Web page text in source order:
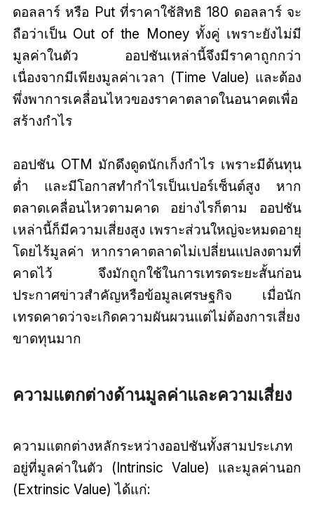
ดอลลาร์ หรือ Put ที่ราคาใช้สิทธิ 180 ดอลลาร์ จะ
ถือว่าเป็น Out of the Money ทั้งคู่ เพราะยังไม่มี
มูลค่าในตัว ออปชันเหล่านี้จึงมีราคาถูกกว่า
เนื่องจากมีเพียงมูลค่าเวลา (Time Value) และต้อง
พึ่งพาการเคลื่อนไหวของราคาตลาดในอนาคตเพื่อ
สร้างกำไร
ออปชัน OTM มักดึงดูดนักเก็งกำไร เพราะมีต้นทุน
ต่ำ และมีโอกาสทำกำไรเป็นเปอร์เซ็นต์สูง หาก
ตลาดเคลื่อนไหวตามคาด อย่างไรก็ตาม ออปชัน
เหล่านี้ก็มีความเสี่ยงสูง เพราะส่วนใหญ่จะหมดอายุ
โดยไร้มูลค่า หากราคาตลาดไม่เปลี่ยนแปลงตามที่
คาดไว้ จึงมักถูกใช้ในการเทรดระยะสั้นก่อน
ประกาศข่าวสำคัญหรือข้อมูลเศรษฐกิจ เมื่อนัก
เทรดคาดว่าจะเกิดความผันผวนแต่ไม่ต้องการเสี่ยง
ขาดทุนมาก
ความแตกต่างด้านมูลค่าและความเสี่ยง
ความแตกต่างหลักระหว่างออปชันทั้งสามประเภท
อยู่ที่มูลค่าในตัว (Intrinsic Value) และมูลค่านอก
(Extrinsic Value) ได้แก่: